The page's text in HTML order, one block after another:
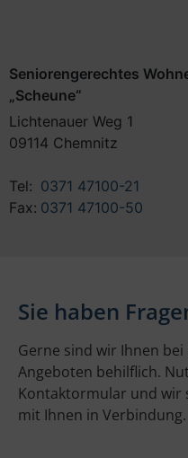
Seniorengerechtes
„Scheune“
Lichtenauer Weg 1
09114 Chemnitz
Tel: 0371 47100-21
Fax: 0371 47100-50
Sie haben
Gerne sind wir Ihnen
Angeboten behilflich.
Kontaktormular und wir
mit Ihnen in Verbindung.